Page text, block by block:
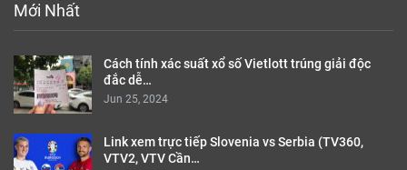
Mới Nhất
Cách tính xác suất xổ số Vietlott trúng giải độc
đắc dễ…
Jun 25, 2024
Link xem trực tiếp Slovenia vs Serbia (TV360,
VTV2, VTV Cần…